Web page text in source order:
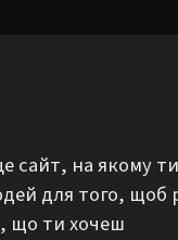
сайт, на якому
для того, щоб
що ти хочеш